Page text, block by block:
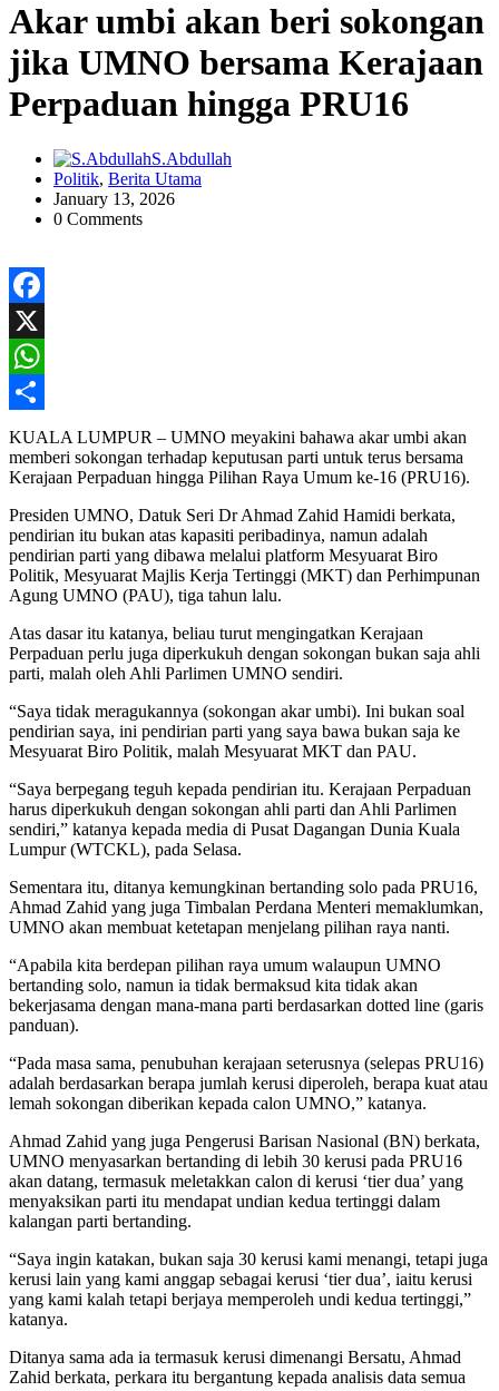
Akar umbi akan beri sokongan
jika UMNO bersama Kerajaan
Perpaduan hingga PRU16
S.Abdullah
Politik, Berita Utama
January 13, 2026
0 Comments
Facebook
X
WhatsApp
Share
KUALA LUMPUR – UMNO meyakini bahawa akar umbi akan
memberi sokongan terhadap keputusan parti untuk terus bersama
Kerajaan Perpaduan hingga Pilihan Raya Umum ke-16 (PRU16).
Presiden UMNO, Datuk Seri Dr Ahmad Zahid Hamidi berkata,
pendirian itu bukan atas kapasiti peribadinya, namun adalah
pendirian parti yang dibawa melalui platform Mesyuarat Biro
Politik, Mesyuarat Majlis Kerja Tertinggi (MKT) dan Perhimpunan
Agung UMNO (PAU), tiga tahun lalu.
Atas dasar itu katanya, beliau turut mengingatkan Kerajaan
Perpaduan perlu juga diperkukuh dengan sokongan bukan saja ahli
parti, malah oleh Ahli Parlimen UMNO sendiri.
“Saya tidak meragukannya (sokongan akar umbi). Ini bukan soal
pendirian saya, ini pendirian parti yang saya bawa bukan saja ke
Mesyuarat Biro Politik, malah Mesyuarat MKT dan PAU.
“Saya berpegang teguh kepada pendirian itu. Kerajaan Perpaduan
harus diperkukuh dengan sokongan ahli parti dan Ahli Parlimen
sendiri,” katanya kepada media di Pusat Dagangan Dunia Kuala
Lumpur (WTCKL), pada Selasa.
Sementara itu, ditanya kemungkinan bertanding solo pada PRU16,
Ahmad Zahid yang juga Timbalan Perdana Menteri memaklumkan,
UMNO akan membuat ketetapan menjelang pilihan raya nanti.
“Apabila kita berdepan pilihan raya umum walaupun UMNO
bertanding solo, namun ia tidak bermaksud kita tidak akan
bekerjasama dengan mana-mana parti berdasarkan dotted line (garis
panduan).
“Pada masa sama, penubuhan kerajaan seterusnya (selepas PRU16)
adalah berdasarkan berapa jumlah kerusi diperoleh, berapa kuat atau
lemah sokongan diberikan kepada calon UMNO,” katanya.
Ahmad Zahid yang juga Pengerusi Barisan Nasional (BN) berkata,
UMNO menyasarkan bertanding di lebih 30 kerusi pada PRU16
akan datang, termasuk meletakkan calon di kerusi ‘tier dua’ yang
menyaksikan parti itu mendapat undian kedua tertinggi dalam
kalangan parti bertanding.
“Saya ingin katakan, bukan saja 30 kerusi kami menangi, tetapi juga
kerusi lain yang kami anggap sebagai kerusi ‘tier dua’, iaitu kerusi
yang kami kalah tetapi berjaya memperoleh undi kedua tertinggi,”
katanya.
Ditanya sama ada ia termasuk kerusi dimenangi Bersatu, Ahmad
Zahid berkata, perkara itu bergantung kepada analisis data semua